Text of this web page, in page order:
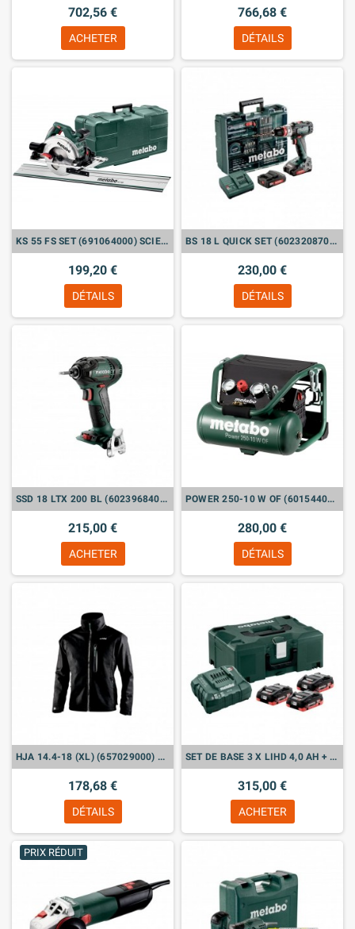
702,56 €
ACHETER
766,68 €
DÉTAILS
KS 55 FS SET (691064000) SCIE CIRCULAIRE PORTATIVE
199,20 €
DÉTAILS
BS 18 L QUICK SET (602320870) PERCEUSE-VISSEUSE SANS FIL
230,00 €
DÉTAILS
SSD 18 LTX 200 BL (602396840) VISSEUSES À CHOC SANS FIL (VENDU SANS BATTERIE)
215,00 €
ACHETER
POWER 250-10 W OF (601544000) COMPRESSEUR POWER
280,00 €
DÉTAILS
HJA 14.4-18 (XL) (657029000) VESTE CHAUFFANTE SANS FIL
178,68 €
DÉTAILS
SET DE BASE 3 X LIHD 4,0 AH + METALOC
315,00 €
ACHETER
PRIX RÉDUIT